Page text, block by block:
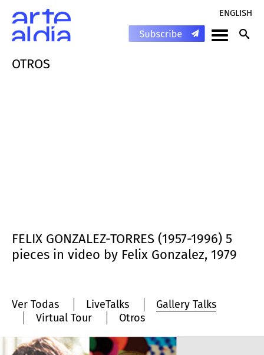
ENGLISH
OTROS
FELIX GONZALEZ-TORRES (1957-1996) 5
pieces in video by Felix Gonzalez, 1979
Ver Todas LiveTalks
Gallery Talks
Virtual Tour
Otros